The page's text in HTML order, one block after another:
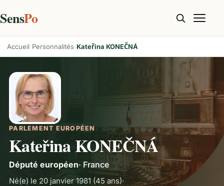
SensPo
Accueil Personnalités Kateřina KONEČNÁ
PARLEMENT EUROPÉEN
Kateřina KONEČNÁ
Député européen· France
Né(e) le 20 janvier 1981 (45 ans)·